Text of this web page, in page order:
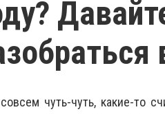
чуть-чуть, какие-то